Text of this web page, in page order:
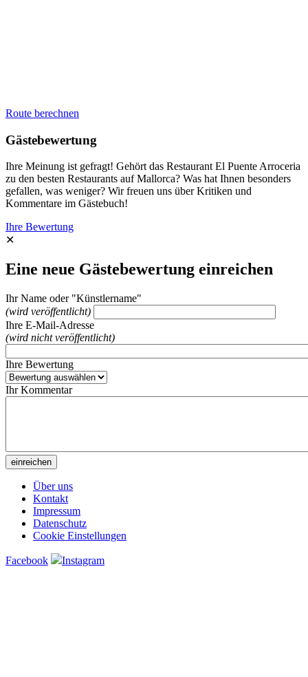
Route berechnen
Gästebewertung
Ihre Meinung ist gefragt! Gehört das Restaurant El Puente Arroceria
zu den besten Restaurants auf Mallorca? Was hat Ihnen besonders
gefallen, was weniger? Wir freuen uns über Kritiken und
Kommentare im Gästebuch!
Ihre Bewertung
✕
Eine neue Gästebewertung einreichen
Ihr Name oder "Künstlername"
(wird veröffentlicht)
Ihre E-Mail-Adresse
(wird nicht veröffentlicht)
Ihre Bewertung
Ihr Kommentar
Über uns
Kontakt
Impressum
Datenschutz
Cookie Einstellungen
Facebook Instagram